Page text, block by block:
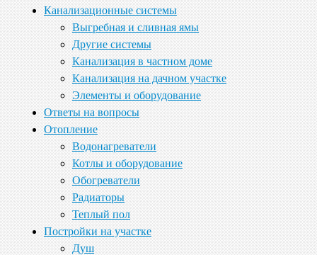
Канализационные системы
Выгребная и сливная ямы
Другие системы
Канализация в частном доме
Канализация на дачном участке
Элементы и оборудование
Ответы на вопросы
Отопление
Водонагреватели
Котлы и оборудование
Обогреватели
Радиаторы
Теплый пол
Постройки на участке
Душ